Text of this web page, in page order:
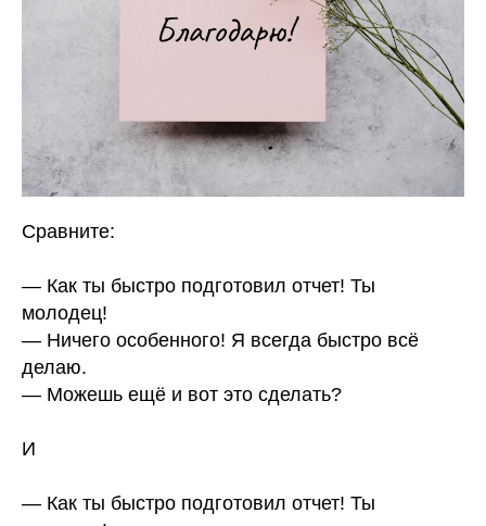
Сравните:
— Как ты быстро подготовил отчет! Ты
молодец!
— Ничего особенного! Я всегда быстро всё
делаю.
— Можешь ещё и вот это сделать?
И
— Как ты быстро подготовил отчет! Ты